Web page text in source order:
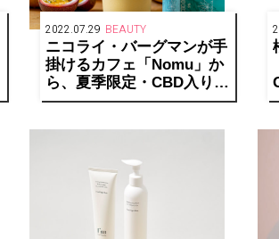
2022.07.29 BEAUTY
ニコライ・バーグマンが手
掛けるカフェ「Nomu」か
ら、夏季限定・CBD入りス
ムージーが登場